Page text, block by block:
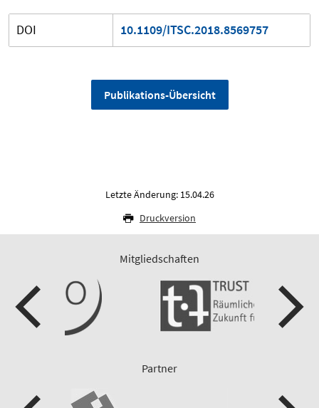
DOI 10.1109/ITSC.2018.8569757
Publikations-Übersicht
Letzte Änderung: 15.04.26
Druckversion
Mitgliedschaften
Partner